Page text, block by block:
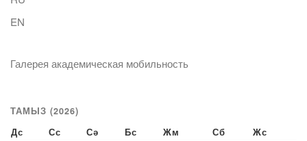
EN
Галерея академическая мобильность
ТАМЫЗ (2026)
Дс Сс Сә Бс Жм Сб Жс